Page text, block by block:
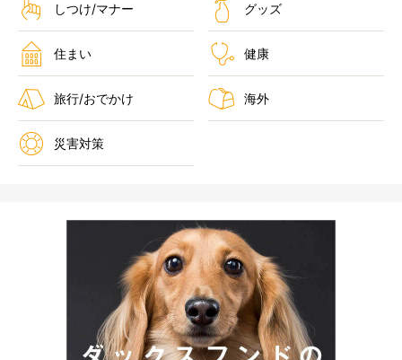
しつけ/マナー グッズ
住まい 健康
旅行/おでかけ 海外
災害対策